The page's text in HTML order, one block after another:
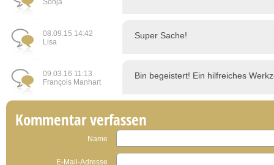
Sonja
08.09.15 14:42
Lisa
Super Sache!
09.03.16 11:13
François Manhart
Bin begeistert! Ein hilfreiches
Kommentar verfassen
Name
E-Mail-Adresse